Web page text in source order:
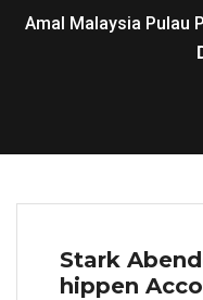
Amal Malaysia Pulau
Stark
hippen